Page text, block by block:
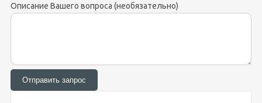
Описание Вашего вопроса (необязательно)